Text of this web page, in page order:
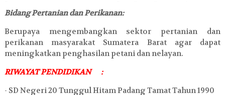
Bidang Pertanian dan Perikanan:
Berupaya mengembangkan sektor pertanian dan
perikanan masyarakat Sumatera Barat agar dapat
meningkatkan penghasilan petani dan nelayan.
RIWAYAT PENDIDIKAN
:
- SD Negeri 20 Tunggul Hitam Padang Tamat Tahun 1990